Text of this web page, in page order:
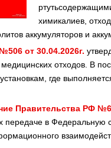
химикалиев,
аккумуляторов и
от 30.04.2026г.
отходов. В
где
Правительства РФ
передаче в Федеральную